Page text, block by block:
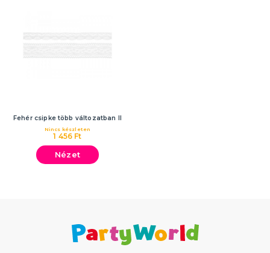
Fehér csipke több változatban II
1 456 Ft
Nincs készleten
Nézet